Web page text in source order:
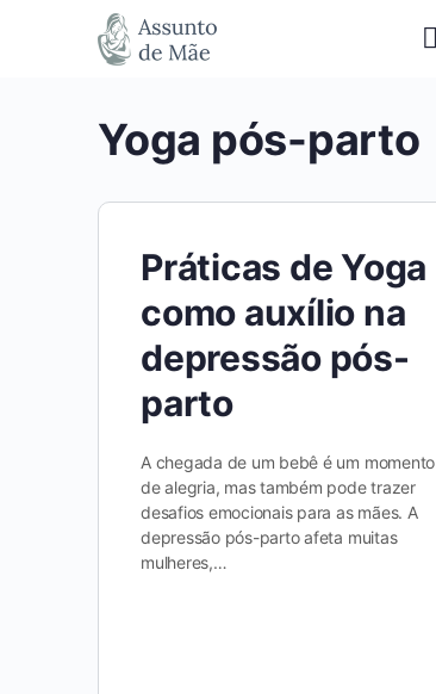
Yoga pós-parto
Práticas de Yoga
como auxílio na
depressão pós-
parto
A chegada de um bebê é um momento
de alegria, mas também pode trazer
desafios emocionais para as mães. A
depressão pós-parto afeta muitas
mulheres,…